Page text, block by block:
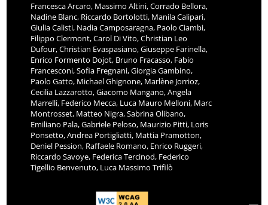
Francesca Arcaro, Massimo Altini, Corrado Bellora,
Nadine Blanc, Riccardo Bortolotti, Manila Calipari,
Giulia Calisti, Nadia Camposaragna, Paolo Ciambi,
Filippo Clermont, Carol Di Vito, Christian Leo
Dufour, Christian Evaspasiano, Giuseppe Farinella,
Enrico Formento Dojot, Bruno Fracasso, Fabio
Francesconi, Sofia Fregnani, Giorgia Gambino,
Paolo Gatto, Michael Ghignone, Marlène Jorrioz,
Cecilia Lazzarotto, Giacomo Mangano, Angela
Marrelli, Federico Mecca, Luca Mauro Melloni, Marc
Montrosset, Matteo Nigra, Sabrina Olibano,
Emiliano Pala, Gabriele Peloso, Maurizio Pitti, Loris
Ponsetto, Andrea Portigliatti, Mattia Pramotton,
Deniel Pession, Raffaele Romano, Enrico Ruggeri,
Riccardo Savoye, Federica Tercinod, Federico
Tigellio Benvenuto, Luca Massimo Trifilò